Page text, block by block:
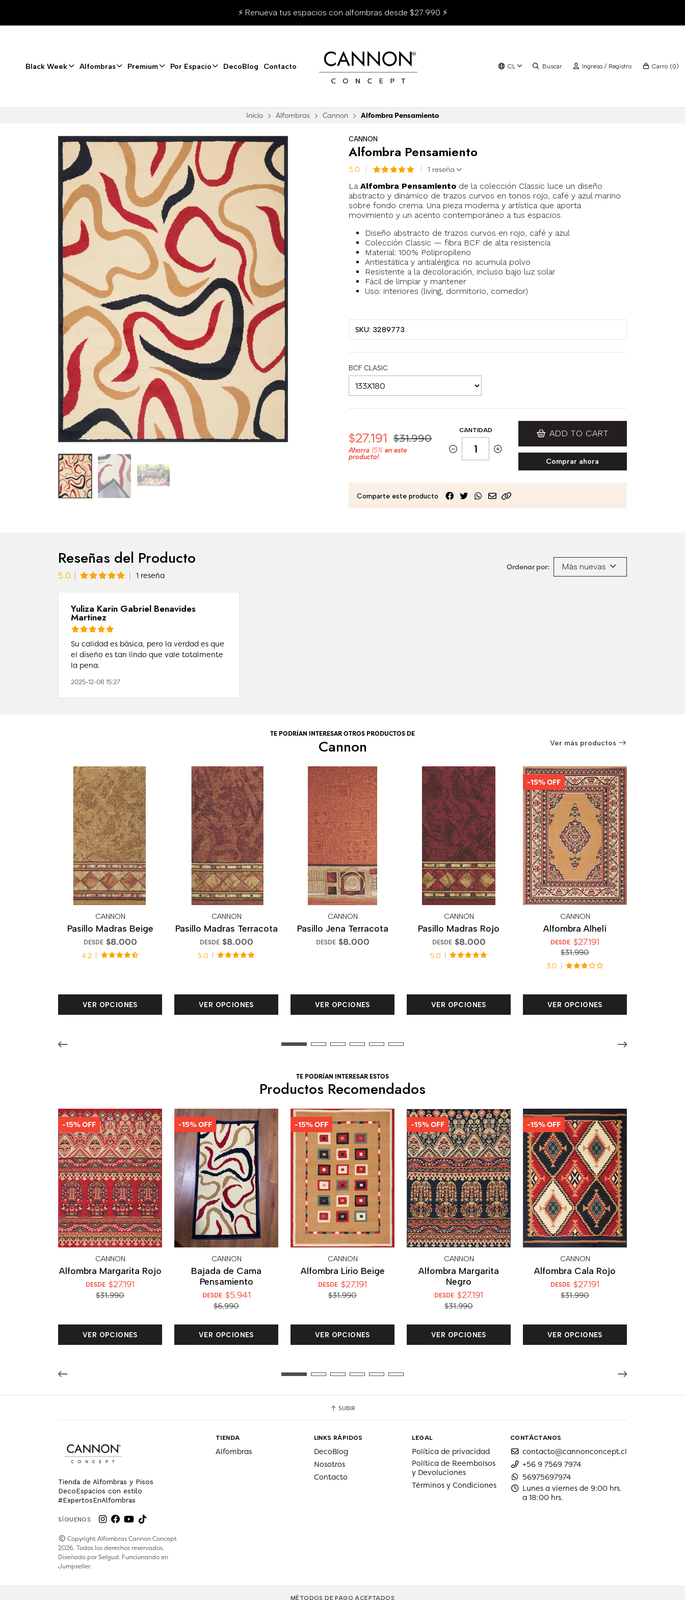
Black Week Alfombras Premium Por Espacio DecoBlog Contacto CL Buscar Ingreso / Registro Carro (0)
⚡ Renueva tus espacios con alfombras desde $27.990 ⚡
Inicio Alfombras Cannon Alfombra Pensamiento
CANNON
Alfombra Pensamiento
5.0 1 reseña
La Alfombra Pensamiento de la colección Classic luce un diseño
abstracto y dinámico de trazos curvos en tonos rojo, café y azul marino
sobre fondo crema. Una pieza moderna y artística que aporta
movimiento y un acento contemporáneo a tus espacios.
Diseño abstracto de trazos curvos en rojo, café y azul
Colección Classic — fibra BCF de alta resistencia
Material: 100% Polipropileno
Antiestática y antialérgica: no acumula polvo
Resistente a la decoloración, incluso bajo luz solar
Fácil de limpiar y mantener
Uso: interiores (living, dormitorio, comedor)
SKU: 3289773
BCF CLASIC
$27.191 $31.990
Ahorra 15% en este
producto!
CANTIDAD ADD TO CART
Comprar ahora
Comparte este producto
Reseñas del Producto
5.0 1 reseña
Ordenar por: Más nuevas
Yuliza Karin Gabriel Benavides
Martinez
Su calidad es básica, pero la verdad es que
el diseño es tan lindo que vale totalmente
la pena.
2025-12-08 15:27
TE PODRÍAN INTERESAR OTROS PRODUCTOS DE
Cannon Ver más productos
CANNON
Pasillo Madras Beige
DESDE $8.000
4.2
VER OPCIONES
CANNON
Pasillo Madras Terracota
DESDE $8.000
5.0
VER OPCIONES
CANNON
Pasillo Jena Terracota
DESDE $8.000
VER OPCIONES
CANNON
Pasillo Madras Rojo
DESDE $8.000
5.0
VER OPCIONES
-15% OFF
CANNON
Alfombra Alhelí
DESDE $27.191
$31.990
3.0
VER OPCIONES
TE PODRÍAN INTERESAR ESTOS
Productos Recomendados
-15% OFF
CANNON
Alfombra Margarita Rojo
DESDE $27.191
$31.990
VER OPCIONES
-15% OFF
CANNON
Bajada de Cama
Pensamiento
DESDE $5.941
$6.990
VER OPCIONES
-15% OFF
CANNON
Alfombra Lirio Beige
DESDE $27.191
$31.990
VER OPCIONES
-15% OFF
CANNON
Alfombra Margarita
Negro
DESDE $27.191
$31.990
VER OPCIONES
-15% OFF
CANNON
Alfombra Cala Rojo
DESDE $27.191
$31.990
VER OPCIONES
SUBIR
Tienda de Alfombras y Pisos
DecoEspacios con estilo
#ExpertosEnAlfombras
SÍGUENOS
Copyright Alfombras Cannon Concept
2026. Todos los derechos reservados.
Diseñado porSelgud. Funcionando en
Jumpseller.
TIENDA
Alfombras
LINKS RÁPIDOS
DecoBlog
Nosotros
Contacto
LEGAL
Política de privacidad
Política de Reembolsos
y Devoluciones
Términos y Condiciones
CONTÁCTANOS
contacto@cannonconcept.cl
+56 9 7569 7974
56975697974
Lunes a viernes de 9:00 hrs.
a 18:00 hrs.
MÉTODOS DE PAGO ACEPTADOS